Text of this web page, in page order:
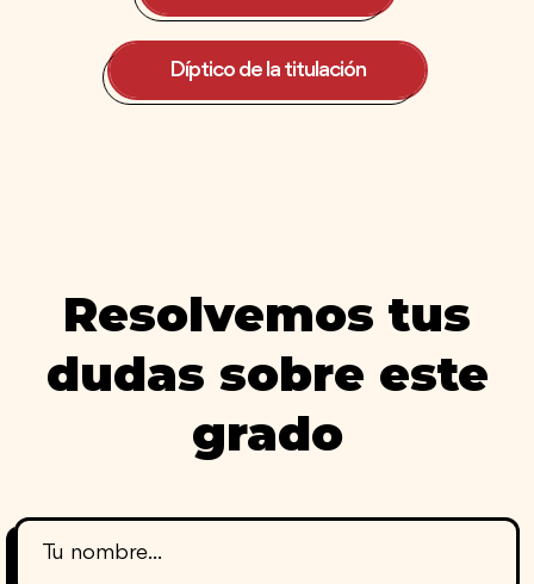
Díptico de la titulación
Resolvemos tus
dudas sobre este
grado